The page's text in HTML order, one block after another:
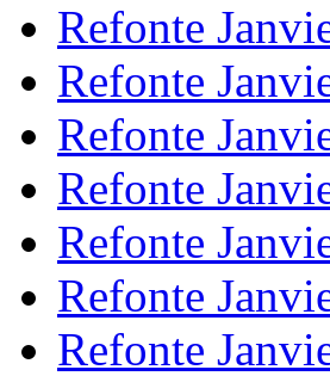
Refonte
Refonte
Refonte
Refonte
Refonte
Refonte
Refonte